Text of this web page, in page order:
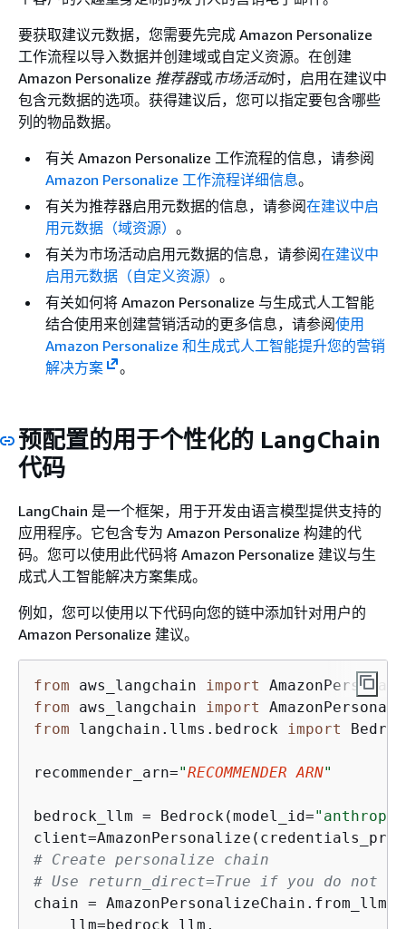
要获取建议元数据，您需要先完成 Amazon Personalize
工作流程以导入数据并创建域或自定义资源。在创建
Amazon Personalize 推荐器或市场活动时，启用在建议中
包含元数据的选项。获得建议后，您可以指定要包含哪些
列的物品数据。
有关 Amazon Personalize 工作流程的信息，请参阅
Amazon Personalize 工作流程详细信息。
有关为推荐器启用元数据的信息，请参阅在建议中启
用元数据（域资源） 。
有关为市场活动启用元数据的信息，请参阅在建议中
启用元数据（自定义资源） 。
有关如何将 Amazon Personalize 与生成式人工智能
结合使用来创建营销活动的更多信息，请参阅使用
Amazon Personalize 和生成式人工智能提升您的营销
解决方案
。
预配置的用于个性化的 LangChain
代码
LangChain 是一个框架，用于开发由语言模型提供支持的
应用程序。它包含专为 Amazon Personalize 构建的代
码。您可以使用此代码将 Amazon Personalize 建议与生
成式人工智能解决方案集成。
例如，您可以使用以下代码向您的链中添加针对用户的
Amazon Personalize 建议。
from aws_langchain
import
from aws_langchain
import
from langchain.llms.bedrock import
recommender_arn="RECOMMENDER ARN"
bedrock_llm = Bedrock(model_id=
# Create personalize chain
# Use return_direct=True if you do not
chain = AmazonPersonalizeChain.from_llm(
    llm=bedrock_llm,